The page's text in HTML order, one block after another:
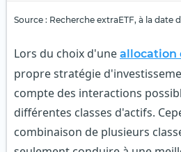
Source : Recherche extraETF, à la date
Lors du choix d'une allocation
propre stratégie
compte des interactions
différentes classes d'actifs.
combinaison de plusieurs